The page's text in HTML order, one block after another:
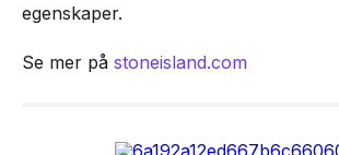
egenskaper.
Se mer på stoneisland.com